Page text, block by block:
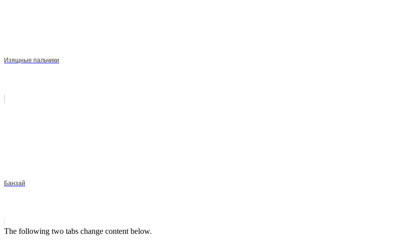
Изящные пальчики
Банзай
The following two tabs change content below.